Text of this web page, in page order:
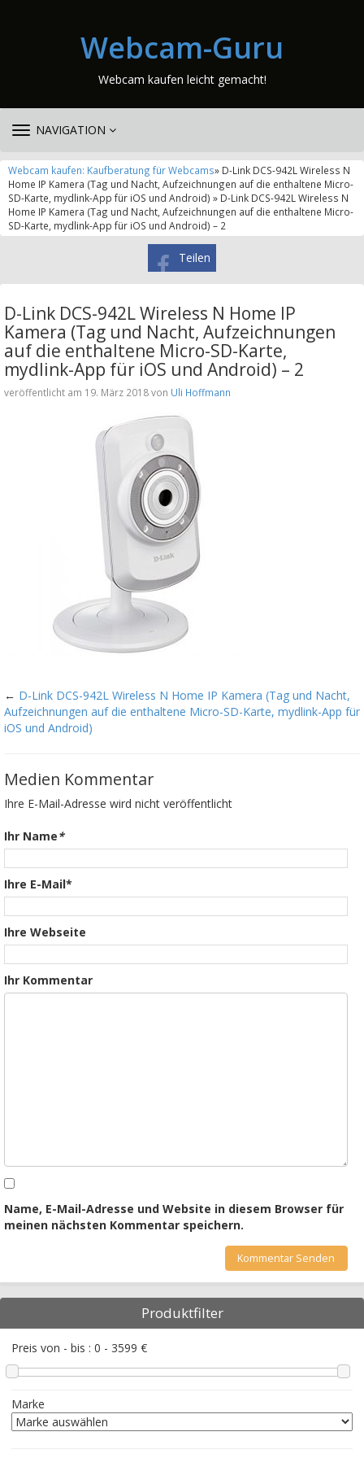
Webcam-Guru
Webcam kaufen leicht gemacht!
TOGGLE
NAVIGATION
Webcam kaufen: Kaufberatung für Webcams» D-Link DCS-942L Wireless N
Home IP Kamera (Tag und Nacht, Aufzeichnungen auf die enthaltene Micro-
SD-Karte, mydlink-App für iOS und Android) » D-Link DCS-942L Wireless N
Home IP Kamera (Tag und Nacht, Aufzeichnungen auf die enthaltene Micro-
SD-Karte, mydlink-App für iOS und Android) – 2
Teilen
D-Link DCS-942L Wireless N Home IP
Kamera (Tag und Nacht, Aufzeichnungen
auf die enthaltene Micro-SD-Karte,
mydlink-App für iOS und Android) – 2
veröffentlicht am 19. März 2018 von Uli Hoffmann
← D-Link DCS-942L Wireless N Home IP Kamera (Tag und Nacht,
Aufzeichnungen auf die enthaltene Micro-SD-Karte, mydlink-App für
iOS und Android)
Medien Kommentar
Ihre E-Mail-Adresse wird nicht veröffentlicht
Ihr Name*
Ihre E-Mail*
Ihre Webseite
Ihr Kommentar
Name, E-Mail-Adresse und Website in diesem Browser für
meinen nächsten Kommentar speichern.
Produktfilter
Preis von - bis : 0 - 3599 €
Marke